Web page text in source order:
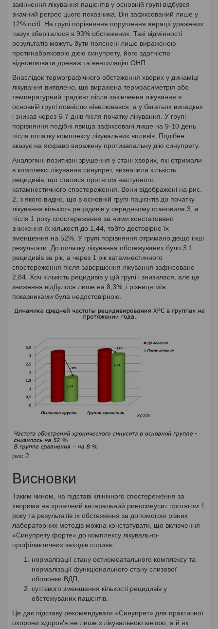
закінчення лікування пацієнтів у основній групі відбувся
значний регрес цього показника. Він зафіксований лише у
12% осіб. На групі порівняння порушення аерації уражених
пазух зберігалося в 93% обстежених. Такі відмінності
результатів можуть бути пояснені лише вираженою
протинабряковою дією синупрету, його здатністю
відновлювати дренаж та вентиляцію ОНП.
Внаслідок термографічного обстеження хворих у динаміці
лікування виявлено, що виражена термоасиметрія або
температурний градієнт після закінчення лікування в
основній групі повністю нівелювався, а у багатьох випадках
і зникав через 6-7 днів після початку лікування. У групі
порівняння подібні явища зафіксовані лише на 9-10 день
після початку комплексу лікувальних впливів. Подібне
вказує на яскраво виражену протизапальну дію синупрету.
Аналогічні позитивні зрушення у стані хворих, які отримали
в комплексі лікування синупрет, визначили кількість
рецидивів, що сталися протягом наступного
катамнестичного спостереження. Вони відображені на рис.
2, з якого видно, що в основній групі пацієнтів до початку
лікування кількість рецидивів у середньому становила 3, а
після 1 року спостереження за ними констатовано
зниження їх кількості до 1,44, тобто достовірне їх
зменшення на 52%. У групі порівняння отримано дещо інші
результати. До початку лікування обстежуваних було 3,1
рецидивів за рік, а через 1 рік катамнестичного
спостереження після завершення лікування зафіксовано
2,84. Хоч кількість рецидивів у цій групі і знизилася, але це
зниження відбулося лише на 8,3%, і різниця між
показниками була недостовірною.
рис.2
Висновки
Таким чином, на підставі клінічного спостереження за
хворими на хронічний катаральний риносинусит протягом 1
року та результатів їх обстеження за допомогою різних
лабораторних методів можна констатувати, що включення
«Синупрету форте» до комплексу лікувально-
профілактичних заходів сприяє:
нормалізації стану остиомеатального комплексу та
нормалізації функціонального стану слизової
оболонки ВДП;
суттєвого зменшення кількості рецидивів у
обстежуваних пацієнтів.
Це дає підставу рекомендувати «Синупрет» для практичної
охорони здоров'я не лише з лікувальною метою, а й як